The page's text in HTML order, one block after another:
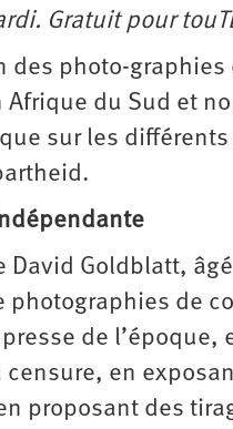
Gratuit pour
des photo-
Afrique du Sud et
sur les
David Goldblatt,
photographies de
de
censure, en
proposant des